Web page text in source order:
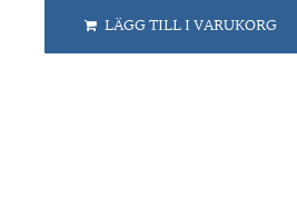
LÄGG TILL I VARUKORG